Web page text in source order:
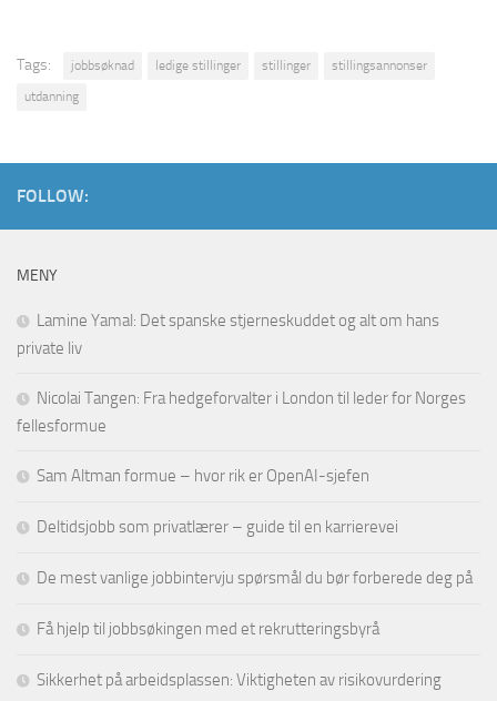
Tags: jobbsøknad ledige stillinger stillinger
stillingsannonser
utdanning
FOLLOW:
MENY
Lamine Yamal: Det spanske stjerneskuddet og alt om hans
private liv
Nicolai Tangen: Fra hedgeforvalter i London til leder for Norges
fellesformue
Sam Altman formue – hvor rik er OpenAI-sjefen
Deltidsjobb som privatlærer – guide til en karrierevei
De mest vanlige jobbintervju spørsmål du bør forberede deg på
Få hjelp til jobbsøkingen med et rekrutteringsbyrå
Sikkerhet på arbeidsplassen: Viktigheten av risikovurdering